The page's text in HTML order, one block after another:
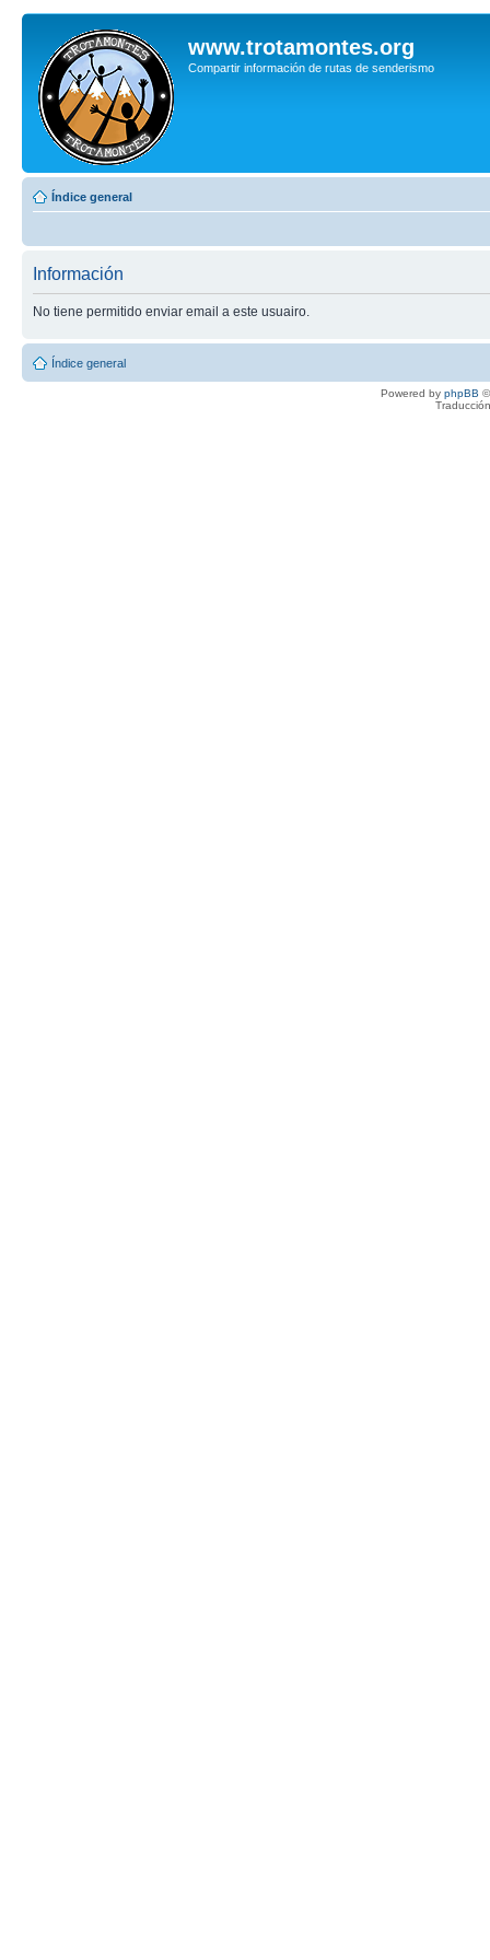
www.trotamontes.org
Compartir información de rutas de senderismo
Índice general
Información
No tiene permitido enviar email a este usuairo.
Índice general
Powered by phpBB